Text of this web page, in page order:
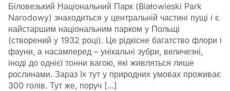
Біловезький Національний Парк (Białowieski Park
Narodowy) знаходиться у центральній частині пущі і є
найстаршим національним парком у Польщі
(створений у 1932 році). Це рідкісне багатство флори і
фауни, а насамперед – унікальні зубри, величезні,
іноді до однієї тонни вагою, які живляться лише
рослинами. Зараз їх тут у природних умовах проживає
300 голів. Тут же, поруч […]